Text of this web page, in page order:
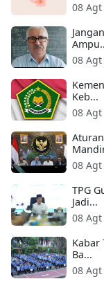
08
08
Keb...
08
08
TPG
Jadi...
08
Kabar
Ba...
08